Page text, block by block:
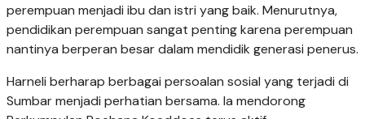
perempuan menjadi ibu dan istri yang baik. Menurutnya,
pendidikan perempuan sangat penting karena perempuan
nantinya berperan besar dalam mendidik generasi penerus.
Harneli berharap berbagai persoalan sosial yang terjadi di
Sumbar menjadi perhatian bersama. Ia mendorong